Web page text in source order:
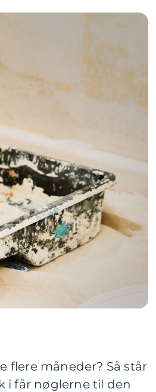
flere måneder? Så står
i får nøglerne til den